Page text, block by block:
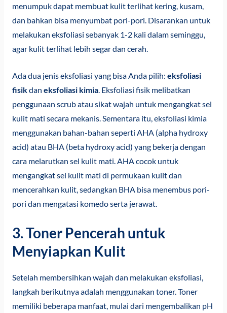
menumpuk dapat membuat kulit terlihat kering, kusam,
dan bahkan bisa menyumbat pori-pori. Disarankan untuk
melakukan eksfoliasi sebanyak 1-2 kali dalam seminggu,
agar kulit terlihat lebih segar dan cerah.
Ada dua jenis eksfoliasi yang bisa Anda pilih: eksfoliasi
fisikdan eksfoliasi kimia. Eksfoliasi fisik melibatkan
penggunaan scrub atau sikat wajah untuk mengangkat sel
kulit mati secara mekanis. Sementara itu, eksfoliasi kimia
menggunakan bahan-bahan seperti AHA (alpha hydroxy
acid) atau BHA (beta hydroxy acid) yang bekerja dengan
cara melarutkan sel kulit mati. AHA cocok untuk
mengangkat sel kulit mati di permukaan kulit dan
mencerahkan kulit, sedangkan BHA bisa menembus pori-
pori dan mengatasi komedo serta jerawat.
3. Toner Pencerah untuk
Menyiapkan Kulit
Setelah membersihkan wajah dan melakukan eksfoliasi,
langkah berikutnya adalah menggunakan toner. Toner
memiliki beberapa manfaat, mulai dari mengembalikan pH